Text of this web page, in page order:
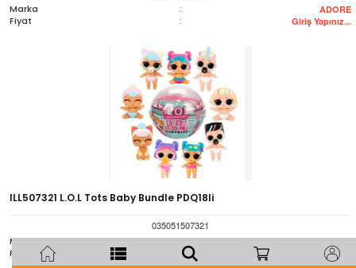
Marka
: ADORE
Fiyat : Giriş Yapınız...
ILL507321 L.O.L Tots Baby Bundle PDQ18li
035051507321
Marka
: ADORE
Fiyat Giriş Yapınız...